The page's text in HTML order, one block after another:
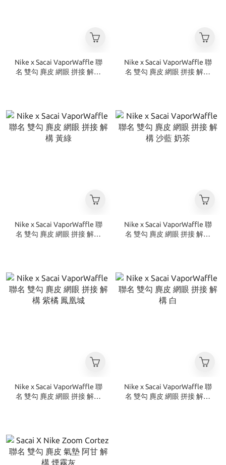
Nike x Sacai VaporWaffle 聯
名 雙勾 麂皮 網眼 拼接 解構
Nike x Sacai VaporWaffle 聯
名 雙勾 麂皮 網眼 拼接 解構
Nike x Sacai VaporWaffle 聯
名 雙勾 麂皮 網眼 拼接 解構
Nike x Sacai VaporWaffle 聯
名 雙勾 麂皮 網眼 拼接 解構
Nike x Sacai VaporWaffle 聯
名 雙勾 麂皮 網眼 拼接 解構
Nike x Sacai VaporWaffle 聯
名 雙勾 麂皮 網眼 拼接 解構